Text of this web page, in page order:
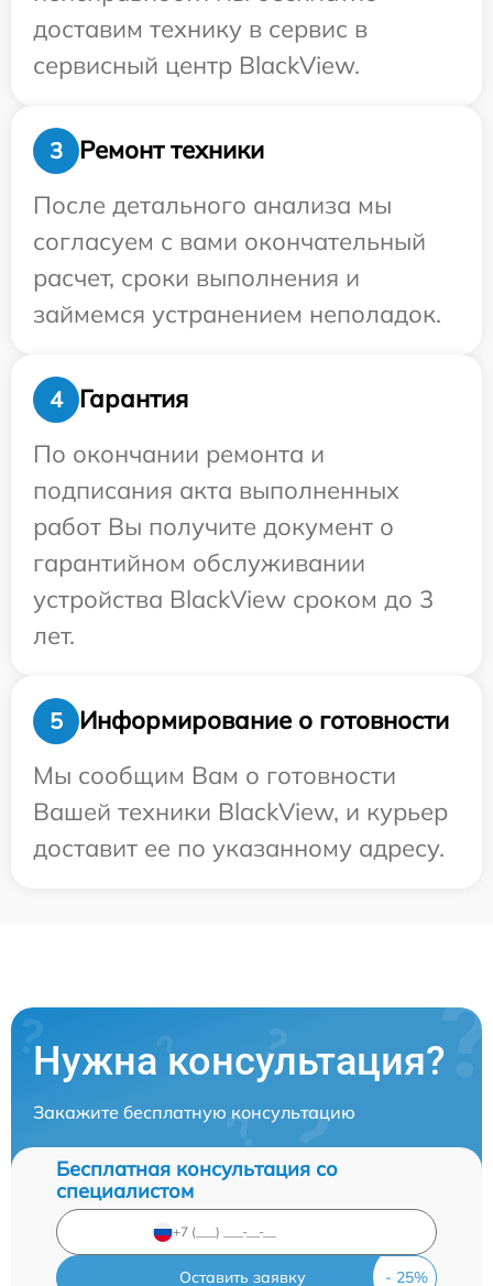
доставим технику в сервис в
сервисный центр BlackView.
3
Ремонт техники
После детального анализа мы
согласуем с вами окончательный
расчет, сроки выполнения и
займемся устранением неполадок.
4
Гарантия
По окончании ремонта и
подписания акта выполненных
работ Вы получите документ о
гарантийном обслуживании
устройства BlackView сроком до 3
лет.
5
Информирование о готовности
Мы сообщим Вам о готовности
Вашей техники BlackView, и курьер
доставит ее по указанному адресу.
Нужна консультация?
Закажите бесплатную консультацию
Бесплатная консультация со
специалистом
Оставить заявку